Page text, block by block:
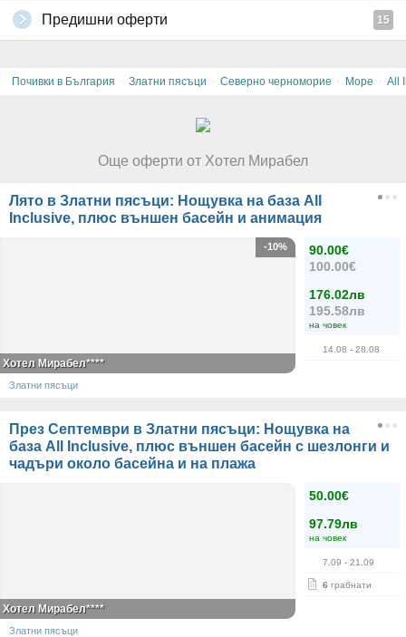
Предишни оферти 15
Почивки в България · Златни пясъци · Северно черноморие · Море · All
Още оферти от Хотел Мирабел
Лято в Златни пясъци: Нощувка на база All
Inclusive, плюс външен басейн и анимация
90.00€
100.00€
176.02лв
195.58лв
на човек
14.08 - 28.08
-10%
Хотел Мирабел****
Златни пясъци
През Септември в Златни пясъци: Нощувка на
база All Inclusive, плюс външен басейн с шезлонги и
чадъри около басейна и на плажа
50.00€
97.79лв
на човек
7.09 - 21.09
6 грабнати
Хотел Мирабел****
Златни пясъци